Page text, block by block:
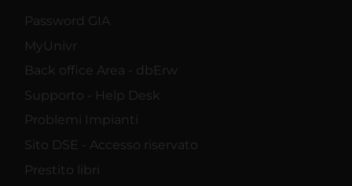
Password GIA
MyUnivr
Back office Area - dbErw
Supporto - Help Desk
Problemi Impianti
Sito DSE - Accesso riservato
Prestito libri